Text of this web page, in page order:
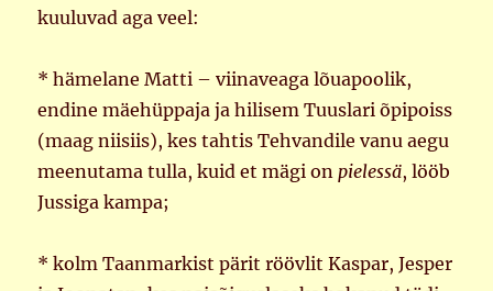
kuuluvad aga veel:
* hämelane Matti – viinaveaga lõuapoolik,
endine mäehüppaja ja hilisem Tuuslari õpipoiss
(maag niisiis), kes tahtis Tehvandile vanu aegu
meenutama tulla, kuid et mägi on pielessä, lööb
Jussiga kampa;
* kolm Taanmarkist pärit röövlit Kaspar, Jesper